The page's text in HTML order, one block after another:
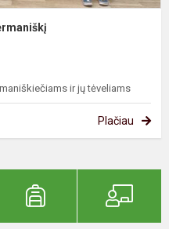
ir jų tėveliams
Plačiau